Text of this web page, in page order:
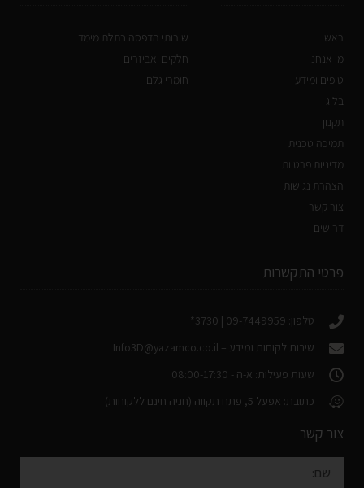
ראשי
מי אנחנו
טיפים ומידע
בלוג
תקנון
תמיכה טכנית
מדיניות פרטיות
הצהרת נגישות
צור קשר
דרושים
שירותי הדפסה בתלת מימד
חלקים ואביזרים
חומרי גלם
פרטי התקשרות
טלפון: 09-7449959 | 3730*
שירות לקוחות ומידע – Info3D@yazamco.co.il
שעות פעילות: א-ה - 08:00-17:30
כתובת: אפעל 5, פתח תקווה (חניה חינם ללקוחות)
צור קשר